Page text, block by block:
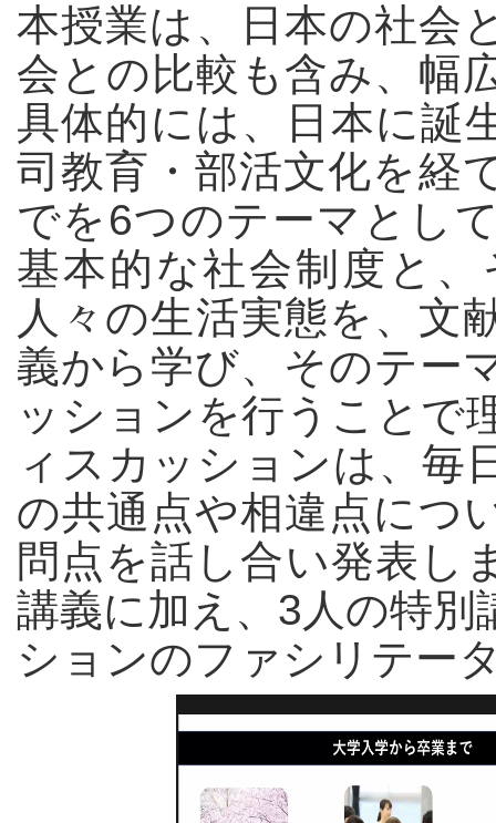
本授業は、日本の社会
会との比較も含み、幅
具体的には、日本に誕
司教育・部活文化を経
でを6つのテーマとし
基本的な社会制度と
人々の生活実態を、文
義から学び、そのテー
ッションを行うことで
ィスカッションは、毎
の共通点や相違点につ
問点を話し合い発表し
講義に加え、3人の特
ションのファシリテー